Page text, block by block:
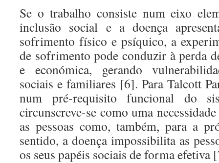
Se o trabalho consiste num eixo
inclusão social e a doença
sofrimento físico e psíquico, a
de sofrimento pode conduzir à perda
e económica, gerando
sociais e familiares [6]. Para Talcott
num pré-requisito funcional do
circunscreve-se como uma
as pessoas como, também, para a
sentido, a doença impossibilita as
os seus papéis sociais de forma efetiva